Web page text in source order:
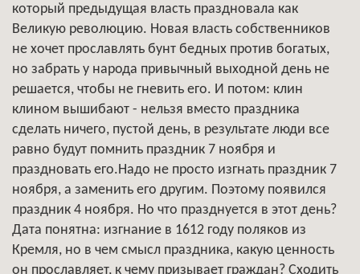
который предыдущая власть праздновала как
Великую революцию. Новая власть собственников
не хочет прославлять бунт бедных против богатых,
но забрать у народа привычный выходной день не
решается, чтобы не гневить его. И потом: клин
клином вышибают - нельзя вместо праздника
сделать ничего, пустой день, в результате люди все
равно будут помнить праздник 7 ноября и
праздновать его.Надо не просто изгнать праздник 7
ноября, а заменить его другим. Поэтому появился
праздник 4 ноября. Но что празднуется в этот день?
Дата понятна: изгнание в 1612 году поляков из
Кремля, но в чем смысл праздника, какую ценность
он прославляет, к чему призывает граждан? Сходить